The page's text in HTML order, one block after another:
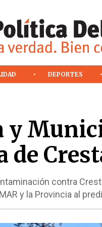
DEPORTES
y
contra
y la Provincia al